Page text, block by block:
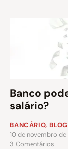
Banco
salário?
BANCÁRIO, BLOG
10 de novembro de
3 Comentários